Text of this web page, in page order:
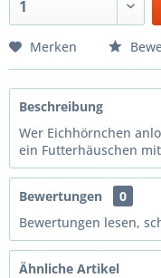
Merken
Beschreibung
Wer Eichhörnchen
ein Futterhäuschen
Bewertungen
0
Bewertungen lesen,
Ähnliche Artikel